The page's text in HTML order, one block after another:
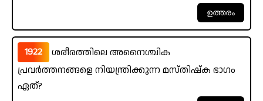
1922
ശരീരത്തിലെ അനൈശ്ചിക
പ്രവർത്തനങ്ങളെ നിയന്ത്രിക്കുന്ന മസ്തിഷ്ക ഭാഗം
ഏത്?